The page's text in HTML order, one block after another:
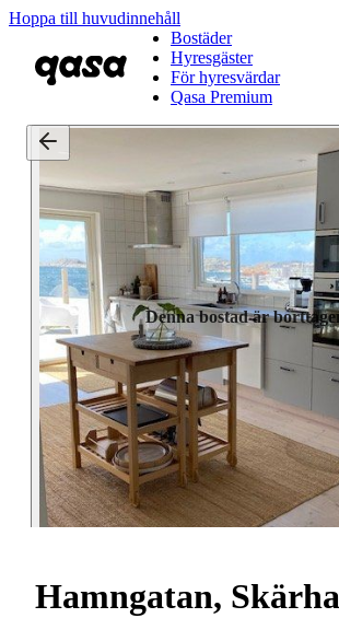
Hoppa till huvudinnehåll
Bostäder
Hyresgäster
För hyresvärdar
Qasa Premium
Denna bostad är
Hamngatan,